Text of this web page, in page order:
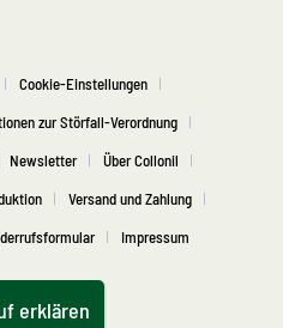
Cookie-Einstellungen
zur Störfall-Verordnung
Newsletter
Über Collonil
Versand und Zahlung
Impressum
erklären